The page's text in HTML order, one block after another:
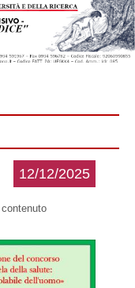
12/12/2025